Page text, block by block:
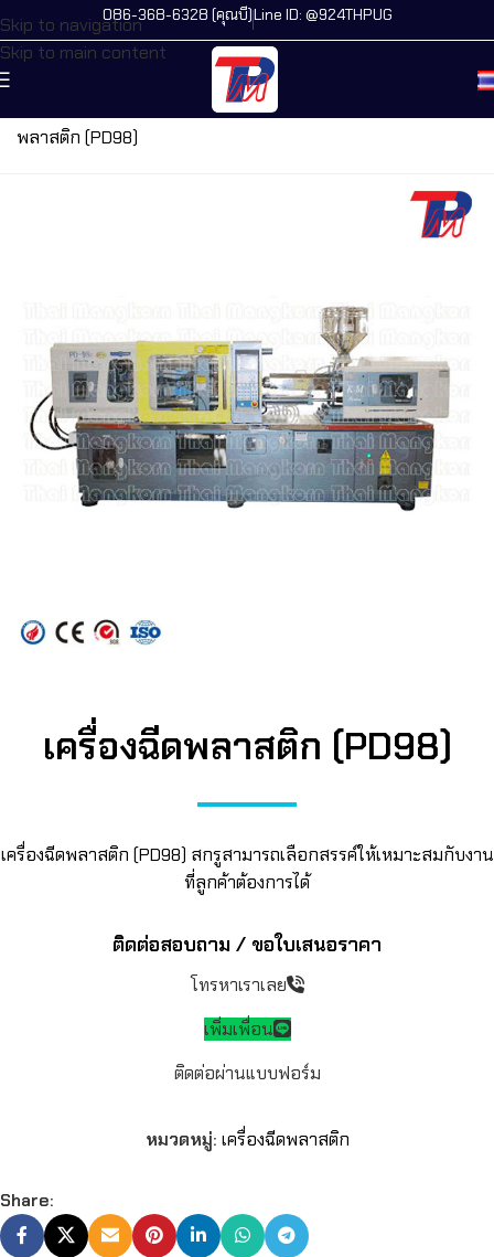
Skip to navigation
Skip to main content
086-368-6328 (คุณบี)Line ID: @924THPUG
เครื่องจักรทั้งหมด/เครื่องฉีดพลาสติก
พลาสติก (PD98)
เครื่องฉีดพลาสติก (PD98)
เครื่องฉีดพลาสติก (PD98) สกรูสามารถเลือกสรรค์ให้เหมาะสมกับงาน
ที่ลูกค้าต้องการได้
ติดต่อสอบถาม / ขอใบเสนอราคา
โทรหาเราเลย
เพิ่มเพื่อน
ติดต่อผ่านแบบฟอร์ม
หมวดหมู่: เครื่องฉีดพลาสติก
Share: